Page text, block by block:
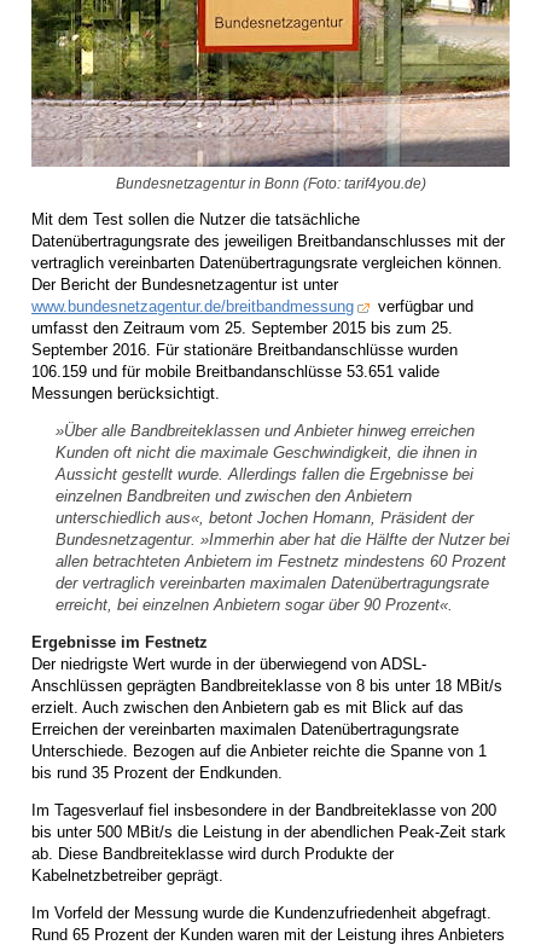
Bundesnetzagentur in Bonn (Foto: tarif4you.de)
Mit dem Test sollen die Nutzer die tatsächliche
Datenübertragungsrate des jeweiligen Breitbandanschlusses mit der
vertraglich vereinbarten Datenübertragungsrate vergleichen können.
Der Bericht der Bundesnetzagentur ist unter
www.bundesnetzagentur.de/breitbandmessung
verfügbar und
umfasst den Zeitraum vom 25. September 2015 bis zum 25.
September 2016. Für stationäre Breitbandanschlüsse wurden
106.159 und für mobile Breitbandanschlüsse 53.651 valide
Messungen berücksichtigt.
»Über alle Bandbreiteklassen und Anbieter hinweg erreichen
Kunden oft nicht die maximale Geschwindigkeit, die ihnen in
Aussicht gestellt wurde. Allerdings fallen die Ergebnisse bei
einzelnen Bandbreiten und zwischen den Anbietern
unterschiedlich aus«, betont Jochen Homann, Präsident der
Bundesnetzagentur. »Immerhin aber hat die Hälfte der Nutzer bei
allen betrachteten Anbietern im Festnetz mindestens 60 Prozent
der vertraglich vereinbarten maximalen Datenübertragungsrate
erreicht, bei einzelnen Anbietern sogar über 90 Prozent«.
Ergebnisse im Festnetz
Der niedrigste Wert wurde in der überwiegend von ADSL-
Anschlüssen geprägten Bandbreiteklasse von 8 bis unter 18 MBit/s
erzielt. Auch zwischen den Anbietern gab es mit Blick auf das
Erreichen der vereinbarten maximalen Datenübertragungsrate
Unterschiede. Bezogen auf die Anbieter reichte die Spanne von 1
bis rund 35 Prozent der Endkunden.
Im Tagesverlauf fiel insbesondere in der Bandbreiteklasse von 200
bis unter 500 MBit/s die Leistung in der abendlichen Peak-Zeit stark
ab. Diese Bandbreiteklasse wird durch Produkte der
Kabelnetzbetreiber geprägt.
Im Vorfeld der Messung wurde die Kundenzufriedenheit abgefragt.
Rund 65 Prozent der Kunden waren mit der Leistung ihres Anbieters